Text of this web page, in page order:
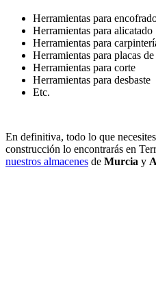
Herramientas para
Herramientas para alicatado
Herramientas para
Herramientas para placas
Herramientas para corte
Herramientas para desbaste
Etc.
En definitiva, todo lo que
construcción lo encontrarás en
nuestros almacenes de Murcia y